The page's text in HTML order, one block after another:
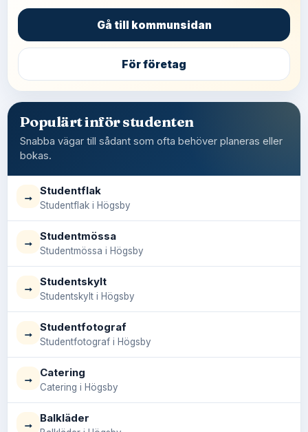
Gå till kommunsidan
För företag
Populärt inför studenten
Snabba vägar till sådant som ofta behöver planeras eller
bokas.
→ Studentflak
Studentflak i Högsby
→ Studentmössa
Studentmössa i Högsby
→ Studentskylt
Studentskylt i Högsby
→ Studentfotograf
Studentfotograf i Högsby
→ Catering
Catering i Högsby
→ Balkläder